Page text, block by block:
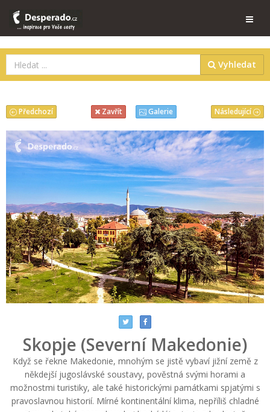
Vyhledat
Následující
Předchozí Zavřít Galerie
Skopje (Severní Makedonie)
Když se řekne Makedonie, mnohým se jistě vybaví jižní země z
někdejší jugoslávské soustavy, pověstná svými horami a
možnostmi turistiky, ale také historickými památkami spjatými s
pravoslavnou historií. Mírné kontinentální klima, nepříliš chladné